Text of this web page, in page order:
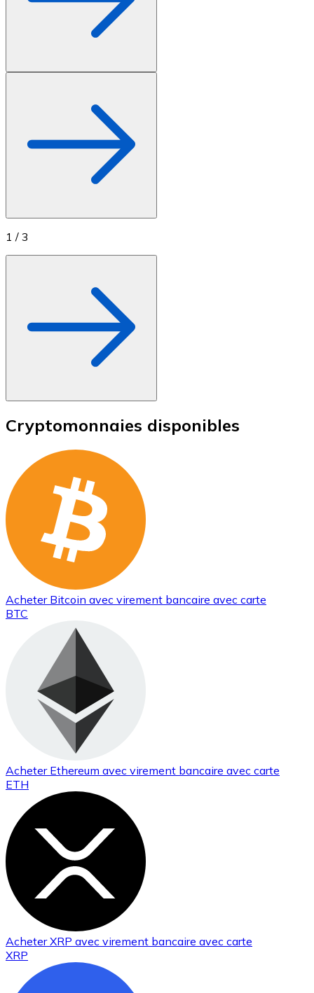
1 / 3
Cryptomonnaies disponibles
Acheter Bitcoin avec virement bancaire avec carte
BTC
Acheter Ethereum avec virement bancaire avec carte
ETH
AcheterXRP avec virement bancaire avec carte
XRP